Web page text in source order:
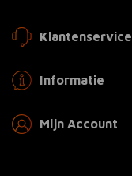
Klantenservice
Informatie
Mijn Account